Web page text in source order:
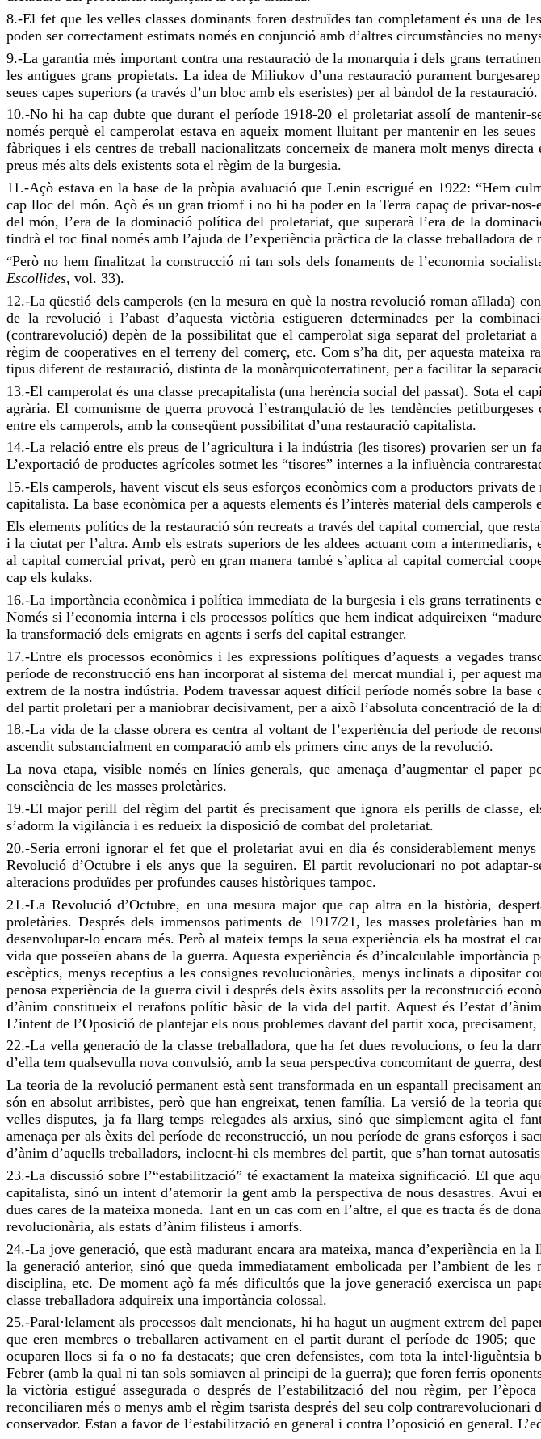
8.-El fet que les velles classes dominants foren destruïdes tan completament és una de
poden ser correctament estimats només en conjunció amb d’altres circumstàncies no
9.-La garantia més important contra una restauració de la monarquia i dels grans
les antigues grans propietats. La idea de Miliukov d’una restauració purament
seues capes superiors (a través d’un bloc amb els eseristes) per al bàndol de la restauració.
10.-No hi ha cap dubte que durant el període 1918-20 el proletariat assolí de
només perquè el camperolat estava en aqueix moment lluitant per mantenir en les
fàbriques i els centres de treball nacionalitzats concerneix de manera molt menys
preus més alts dels existents sota el règim de la burgesia.
11.-Açò estava en la base de la pròpia avaluació que Lenin escrigué en 1922: “Hem
cap lloc del món. Açò és un gran triomf i no hi ha poder en la Terra capaç de privar-
del món, l’era de la dominació política del proletariat, que superarà l’era de la
tindrà el toc final només amb l’ajuda de l’experiència pràctica de la classe treballadora de
“Però no hem finalitzat la construcció ni tan sols dels fonaments de l’economia
Escollides, vol. 33).
12.-La qüestió dels camperols (en la mesura en què la nostra revolució roman aïllada)
de la revolució i l’abast d’aquesta victòria estigueren determinades per la
(contrarevolució) depèn de la possibilitat que el camperolat siga separat del proletariat
règim de cooperatives en el terreny del comerç, etc. Com s’ha dit, per aquesta
tipus diferent de restauració, distinta de la monàrquicoterratinent, per a facilitar la
13.-El camperolat és una classe precapitalista (una herència social del passat). Sota el
agrària. El comunisme de guerra provocà l’estrangulació de les tendències
entre els camperols, amb la conseqüent possibilitat d’una restauració capitalista.
14.-La relació entre els preus de l’agricultura i la indústria (les tisores) provarien ser
L’exportació de productes agrícoles sotmet les “tisores” internes a la influència
15.-Els camperols, havent viscut els seus esforços econòmics com a productors privats
capitalista. La base econòmica per a aquests elements és l’interès material dels
Els elements polítics de la restauració són recreats a través del capital comercial, que
i la ciutat per l’altra. Amb els estrats superiors de les aldees actuant com a
al capital comercial privat, però en gran manera també s’aplica al capital comercial
cap els kulaks.
16.-La importància econòmica i política immediata de la burgesia i els grans
Només si l’economia interna i els processos polítics que hem indicat adquireixen
la transformació dels emigrats en agents i serfs del capital estranger.
17.-Entre els processos econòmics i les expressions polítiques d’aquests a vegades
període de reconstrucció ens han incorporat al sistema del mercat mundial i, per aquest
extrem de la nostra indústria. Podem travessar aquest difícil període només sobre la
del partit proletari per a maniobrar decisivament, per a això l’absoluta concentració de la
18.-La vida de la classe obrera es centra al voltant de l’experiència del període de
ascendit substancialment en comparació amb els primers cinc anys de la revolució.
La nova etapa, visible només en línies generals, que amenaça d’augmentar el
consciència de les masses proletàries.
19.-El major perill del règim del partit és precisament que ignora els perills de classe,
s’adorm la vigilància i es redueix la disposició de combat del proletariat.
20.-Seria erroni ignorar el fet que el proletariat avui en dia és considerablement
Revolució d’Octubre i els anys que la seguiren. El partit revolucionari no pot adaptar-
alteracions produïdes per profundes causes històriques tampoc.
21.-La Revolució d’Octubre, en una mesura major que cap altra en la història,
proletàries. Després dels immensos patiments de 1917/21, les masses proletàries
desenvolupar-lo encara més. Però al mateix temps la seua experiència els ha mostrat el
vida que posseïen abans de la guerra. Aquesta experiència és d’incalculable
escèptics, menys receptius a les consignes revolucionàries, menys inclinats a dipositar
penosa experiència de la guerra civil i després dels èxits assolits per la reconstrucció
d’ànim constitueix el rerafons polític bàsic de la vida del partit. Aquest és l’estat
L’intent de l’Oposició de plantejar els nous problemes davant del partit xoca, precisament,
22.-La vella generació de la classe treballadora, que ha fet dues revolucions, o feu la
d’ella tem qualsevulla nova convulsió, amb la seua perspectiva concomitant de guerra,
La teoria de la revolució permanent està sent transformada en un espantall precisament
són en absolut arribistes, però que han engreixat, tenen família. La versió de la teoria
velles disputes, ja fa llarg temps relegades als arxius, sinó que simplement agita el
amenaça per als èxits del període de reconstrucció, un nou període de grans esforços i
d’ànim d’aquells treballadors, incloent-hi els membres del partit, que s’han tornat
23.-La discussió sobre l’“estabilització” té exactament la mateixa significació. El que
capitalista, sinó un intent d’atemorir la gent amb la perspectiva de nous desastres. Avui
dues cares de la mateixa moneda. Tant en un cas com en l’altre, el que es tracta és de
revolucionària, als estats d’ànim filisteus i amorfs.
24.-La jove generació, que està madurant encara ara mateixa, manca d’experiència en
la generació anterior, sinó que queda immediatament embolicada per l’ambient de
disciplina, etc. De moment açò fa més dificultós que la jove generació exercisca un
classe treballadora adquireix una importància colossal.
25.-Paral·lelament als processos dalt mencionats, hi ha hagut un augment extrem del
que eren membres o treballaren activament en el partit durant el període de 1905;
ocuparen llocs si fa o no fa destacats; que eren defensistes, com tota la
Febrer (amb la qual ni tan sols somiaven al principi de la guerra); que foren ferris
la victòria estigué assegurada o després de l’estabilització del nou règim, per
reconciliaren més o menys amb el règim tsarista després del seu colp
conservador. Estan a favor de l’estabilització en general i contra l’oposició en general.